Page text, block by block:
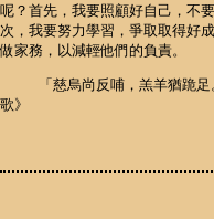
呢？首先，我要照顧好自己，不
次，我要努力學習，爭取取得好
做家務，以減輕他們的負責。
「慈烏尚反哺，羔羊猶跪
歌》